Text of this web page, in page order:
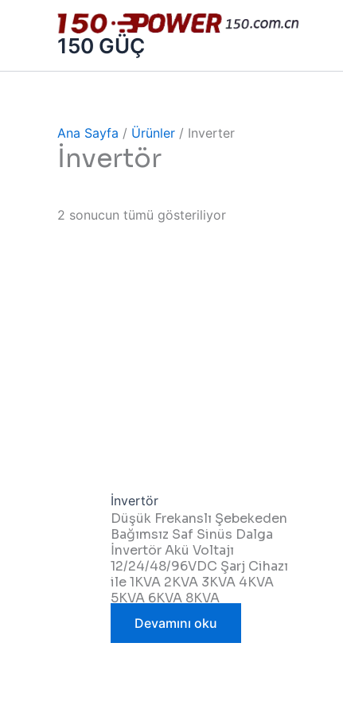
150 GÜÇ
Ana Sayfa / Ürünler / Inverter
İnvertör
2 sonucun tümü gösteriliyor
İnvertör
Düşük Frekanslı Şebekeden
Bağımsız Saf Sinüs Dalga
İnvertör Akü Voltajı
12/24/48/96VDC Şarj Cihazı
ile 1KVA 2KVA 3KVA 4KVA
5KVA 6KVA 8KVA
Devamını oku